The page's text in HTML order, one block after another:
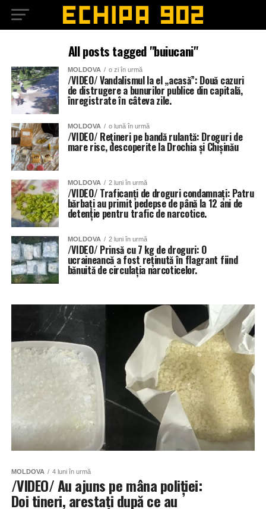
All posts tagged "buiucani"
MOLDOVA o zi în urmă
/VIDEO/ Vandalismul la el „acasă”: Două cazuri
de distrugere a bunurilor publice din capitală,
înregistrate în câteva zile.
MOLDOVA o lună în urmă
/VIDEO/ Rețineri pe bandă rulantă: Droguri de
mare risc, descoperite la Drochia și Chișinău
MOLDOVA 2 luni în urmă
/VIDEO/ Traficanți de droguri condamnați: Patru
bărbați au primit pedepse de până la 12 ani de
detenție pentru trafic de narcotice.
MOLDOVA 2 luni în urmă
/VIDEO/ Prinsă cu 7 kg de droguri: O
ucraineancă a fost reținută în flagrant fiind
bănuită de circulația narcoticelor.
MOLDOVA 4 luni în urmă
/VIDEO/ Au ajuns pe mâna poliției:
Doi tineri, arestați după ce au